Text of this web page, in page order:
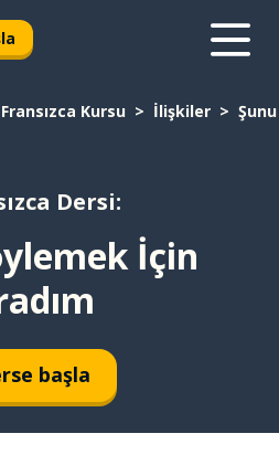
Fransızca Kursu İlişkiler
Dersi:
İçin
başla